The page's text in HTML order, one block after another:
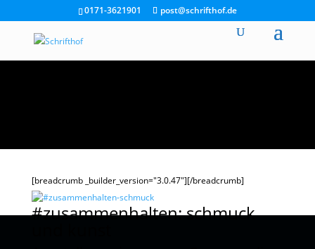
0171-3621901 post@schrifthof.de
[breadcrumb _builder_version="3.0.47"][/breadcrumb]
#zusammenhalten: schmuck